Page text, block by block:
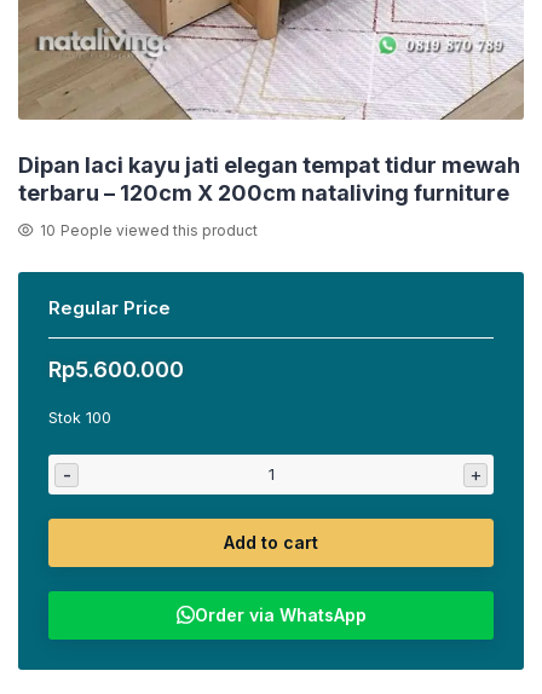
Dipan laci kayu jati elegan tempat tidur mewah
terbaru – 120cm X 200cm nataliving furniture
10 People viewed this product
Regular Price
Rp5.600.000
Stok 100
- +
Add to cart
Order via WhatsApp